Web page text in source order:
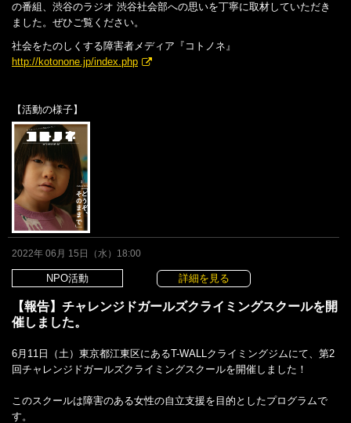
の番組、渋谷のラジオ 渋谷社会部への思いを丁寧に取材していただき
ました。ぜひご覧ください。
社会をたのしくする障害者メディア『コトノネ』
http://kotonone.jp/index.php
【活動の様子】
2022年 06月 15日（水）18:00
NPO活動 詳細を見る
【報告】チャレンジドガールズクライミングスクールを開
催しました。
6月11日（土）東京都江東区にあるT-WALLクライミングジムにて、第2
回チャレンジドガールズクライミングスクールを開催しました！
このスクールは障害のある女性の自立支援を目的としたプログラムで
す。